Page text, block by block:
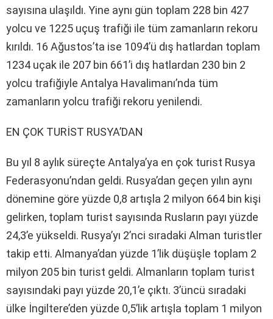
sayısına ulaşıldı. Yine aynı gün toplam 228 bin 427
yolcu ve 1225 uçuş trafiği ile tüm zamanların rekoru
kırıldı. 16 Ağustos’ta ise 1094’ü dış hatlardan toplam
1234 uçak ile 207 bin 661’i dış hatlardan 230 bin 2
yolcu trafiğiyle Antalya Havalimanı’nda tüm
zamanların yolcu trafiği rekoru yenilendi.
EN ÇOK TURİST RUSYA’DAN
Bu yıl 8 aylık süreçte Antalya’ya en çok turist Rusya
Federasyonu’ndan geldi. Rusya’dan geçen yılın aynı
dönemine göre yüzde 0,8 artışla 2 milyon 664 bin kişi
gelirken, toplam turist sayısında Rusların payı yüzde
24,3’e yükseldi. Rusya’yı 2’nci sıradaki Alman turistler
takip etti. Almanya’dan yüzde 1’lik düşüşle toplam 2
milyon 205 bin turist geldi. Almanların toplam turist
sayısındaki payı yüzde 20,1’e çıktı. 3’üncü sıradaki
ülke İngiltere’den yüzde 0,5’lik artışla toplam 1 milyon